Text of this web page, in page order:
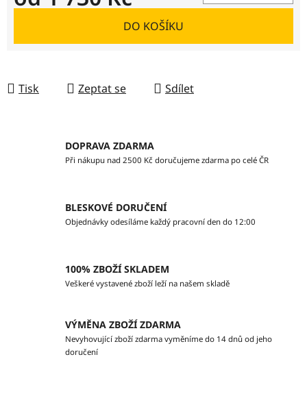
DO KOŠÍKU
Tisk Zeptat se Sdílet
DOPRAVA ZDARMA
Při nákupu nad 2500 Kč doručujeme zdarma po celé ČR
BLESKOVÉ DORUČENÍ
Objednávky odesíláme každý pracovní den do 12:00
100% ZBOŽÍ SKLADEM
Veškeré vystavené zboží leží na našem skladě
VÝMĚNA ZBOŽÍ ZDARMA
Nevyhovující zboží zdarma vyměníme do 14 dnů od jeho
doručení